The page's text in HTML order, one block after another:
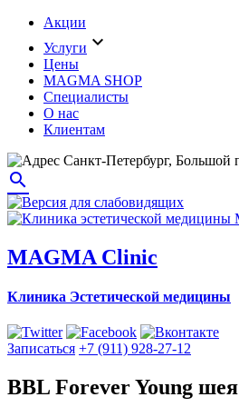
Акции
Услуги expand_more
Цены
MAGMA SHOP
Специалисты
О нас
Клиентам
Санкт-Петербург, Большой
search
MAGMA Clinic
Клиника Эстетической медицины
Записаться +7 (911) 928-27-12
BBL Forever Young шея